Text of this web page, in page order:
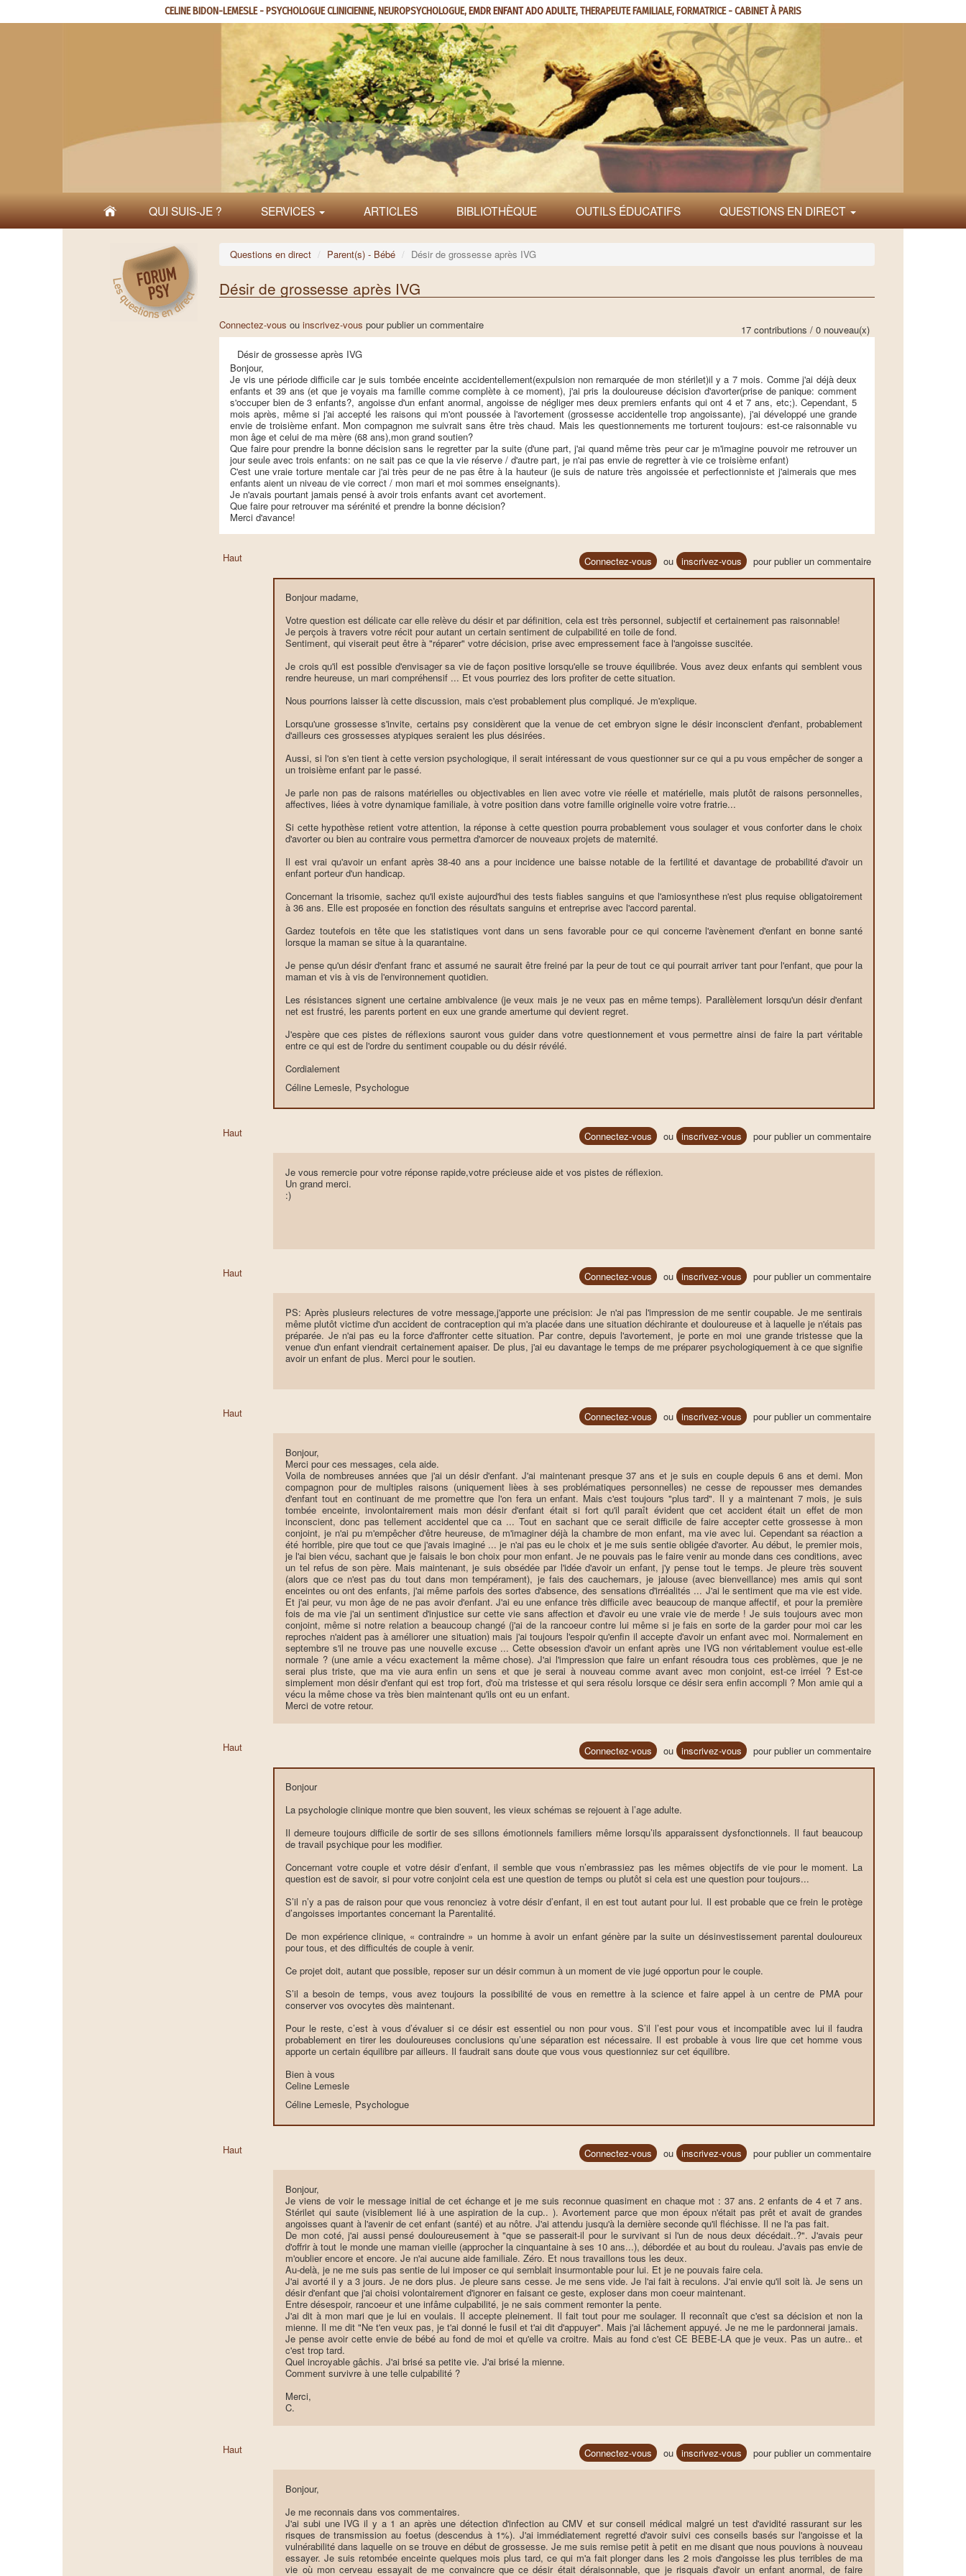
CELINE BIDON-LEMESLE - PSYCHOLOGUE CLINICIENNE, NEUROPSYCHOLOGUE,EMDR ENFANT ADO ADULTE, THERAPEUTE FAMILIALE, FORMATRICE - CABINET À PARIS
QUI SUIS-JE ? SERVICES ARTICLES BIBLIOTHÈQUE OUTILS ÉDUCATIFS QUESTIONS EN DIRECT
Questions en direct Parent(s) - Bébé Désir de grossesse après IVG
Désir de grossesse après IVG
17 contributions / 0 nouveau(x)
Connectez-vous ouinscrivez-vous pour publier un commentaire
Désir de grossesse après IVG
Bonjour,
Je vis une période difficile car je suis tombée enceinte accidentellement(expulsion non remarquée de mon stérilet)il y a 7 mois. Comme j'ai déjà deux
enfants et 39 ans (et que je voyais ma famille comme complète à ce moment), j'ai pris la douloureuse décision d'avorter(prise de panique: comment
s'occuper bien de 3 enfants?, angoisse d'un enfant anormal, angoisse de négliger mes deux premiers enfants qui ont 4 et 7 ans, etc;). Cependant, 5
mois après, même si j'ai accepté les raisons qui m'ont poussée à l'avortement (grossesse accidentelle trop angoissante), j'ai développé une grande
envie de troisième enfant. Mon compagnon me suivrait sans être très chaud. Mais les questionnements me torturent toujours: est-ce raisonnable vu
mon âge et celui de ma mère (68 ans),mon grand soutien?
Que faire pour prendre la bonne décision sans le regretter par la suite (d'une part, j'ai quand même très peur car je m'imagine pouvoir me retrouver un
jour seule avec trois enfants: on ne sait pas ce que la vie réserve / d'autre part, je n'ai pas envie de regretter à vie ce troisième enfant)
C'est une vraie torture mentale car j'ai très peur de ne pas être à la hauteur (je suis de nature très angoissée et perfectionniste et j'aimerais que mes
enfants aient un niveau de vie correct / mon mari et moi sommes enseignants).
Je n'avais pourtant jamais pensé à avoir trois enfants avant cet avortement.
Que faire pour retrouver ma sérénité et prendre la bonne décision?
Merci d'avance!
Haut Connectez-vous ou inscrivez-vous pour publier un commentaire
Bonjour madame,
Votre question est délicate car elle relève du désir et par définition, cela est très personnel, subjectif et certainement pas raisonnable!
Je perçois à travers votre récit pour autant un certain sentiment de culpabilité en toile de fond.
Sentiment, qui viserait peut être à "réparer" votre décision, prise avec empressement face à l'angoisse suscitée.
Je crois qu'il est possible d'envisager sa vie de façon positive lorsqu'elle se trouve équilibrée. Vous avez deux enfants qui semblent vous
rendre heureuse, un mari compréhensif ... Et vous pourriez des lors profiter de cette situation.
Nous pourrions laisser là cette discussion, mais c'est probablement plus compliqué. Je m'explique.
Lorsqu'une grossesse s'invite, certains psy considèrent que la venue de cet embryon signe le désir inconscient d'enfant, probablement
d'ailleurs ces grossesses atypiques seraient les plus désirées.
Aussi, si l'on s'en tient à cette version psychologique, il serait intéressant de vous questionner sur ce qui a pu vous empêcher de songer a
un troisième enfant par le passé.
Je parle non pas de raisons matérielles ou objectivables en lien avec votre vie réelle et matérielle, mais plutôt de raisons personnelles,
affectives, liées à votre dynamique familiale, à votre position dans votre famille originelle voire votre fratrie...
Si cette hypothèse retient votre attention, la réponse à cette question pourra probablement vous soulager et vous conforter dans le choix
d'avorter ou bien au contraire vous permettra d'amorcer de nouveaux projets de maternité.
Il est vrai qu'avoir un enfant après 38-40 ans a pour incidence une baisse notable de la fertilité et davantage de probabilité d'avoir un
enfant porteur d'un handicap.
Concernant la trisomie, sachez qu'il existe aujourd'hui des tests fiables sanguins et que l'amiosynthese n'est plus requise obligatoirement
à 36 ans. Elle est proposée en fonction des résultats sanguins et entreprise avec l'accord parental.
Gardez toutefois en tête que les statistiques vont dans un sens favorable pour ce qui concerne l'avènement d'enfant en bonne santé
lorsque la maman se situe à la quarantaine.
Je pense qu'un désir d'enfant franc et assumé ne saurait être freiné par la peur de tout ce qui pourrait arriver tant pour l'enfant, que pour la
maman et vis à vis de l'environnement quotidien.
Les résistances signent une certaine ambivalence (je veux mais je ne veux pas en même temps). Parallèlement lorsqu'un désir d'enfant
net est frustré, les parents portent en eux une grande amertume qui devient regret.
J'espère que ces pistes de réflexions sauront vous guider dans votre questionnement et vous permettre ainsi de faire la part véritable
entre ce qui est de l'ordre du sentiment coupable ou du désir révélé.
Cordialement
Céline Lemesle, Psychologue
Haut Connectez-vous ou inscrivez-vous pour publier un commentaire
Je vous remercie pour votre réponse rapide,votre précieuse aide et vos pistes de réflexion.
Un grand merci.
:)
Haut Connectez-vous ou inscrivez-vous pour publier un commentaire
PS: Après plusieurs relectures de votre message,j'apporte une précision: Je n'ai pas l'impression de me sentir coupable. Je me sentirais
même plutôt victime d'un accident de contraception qui m'a placée dans une situation déchirante et douloureuse et à laquelle je n'étais pas
préparée. Je n'ai pas eu la force d'affronter cette situation. Par contre, depuis l'avortement, je porte en moi une grande tristesse que la
venue d'un enfant viendrait certainement apaiser. De plus, j'ai eu davantage le temps de me préparer psychologiquement à ce que signifie
avoir un enfant de plus. Merci pour le soutien.
Haut Connectez-vous ou inscrivez-vous pour publier un commentaire
Bonjour,
Merci pour ces messages, cela aide.
Voila de nombreuses années que j'ai un désir d'enfant. J'ai maintenant presque 37 ans et je suis en couple depuis 6 ans et demi. Mon
compagnon pour de multiples raisons (uniquement lièes à ses problématiques personnelles) ne cesse de repousser mes demandes
d'enfant tout en continuant de me promettre que l'on fera un enfant. Mais c'est toujours "plus tard". Il y a maintenant 7 mois, je suis
tombée enceinte, involontairement mais mon désir d'enfant était si fort qu'il paraît évident que cet accident était un effet de mon
inconscient, donc pas tellement accidentel que ca ... Tout en sachant que ce serait difficile de faire accepter cette grossesse à mon
conjoint, je n'ai pu m'empêcher d'être heureuse, de m'imaginer déjà la chambre de mon enfant, ma vie avec lui. Cependant sa réaction a
été horrible, pire que tout ce que j'avais imaginé ... je n'ai pas eu le choix et je me suis sentie obligée d'avorter. Au début, le premier mois,
je l'ai bien vécu, sachant que je faisais le bon choix pour mon enfant. Je ne pouvais pas le faire venir au monde dans ces conditions, avec
un tel refus de son père. Mais maintenant, je suis obsédée par l'idée d'avoir un enfant, j'y pense tout le temps. Je pleure très souvent
(alors que ce n'est pas du tout dans mon tempérament), je fais des cauchemars, je jalouse (avec bienveillance) mes amis qui sont
enceintes ou ont des enfants, j'ai même parfois des sortes d'absence, des sensations d'irréalités ... J'ai le sentiment que ma vie est vide.
Et j'ai peur, vu mon âge de ne pas avoir d'enfant. J'ai eu une enfance très difficile avec beaucoup de manque affectif, et pour la première
fois de ma vie j'ai un sentiment d'injustice sur cette vie sans affection et d'avoir eu une vraie vie de merde ! Je suis toujours avec mon
conjoint, même si notre relation a beaucoup changé (j'ai de la rancoeur contre lui même si je fais en sorte de la garder pour moi car les
reproches n'aident pas à améliorer une situation) mais j'ai toujours l'espoir qu'enfin il accepte d'avoir un enfant avec moi. Normalement en
septembre s'il ne trouve pas une nouvelle excuse ... Cette obsession d'avoir un enfant après une IVG non véritablement voulue est-elle
normale ? (une amie a vécu exactement la même chose). J'ai l'impression que faire un enfant résoudra tous ces problèmes, que je ne
serai plus triste, que ma vie aura enfin un sens et que je serai à nouveau comme avant avec mon conjoint, est-ce irréel ? Est-ce
simplement mon désir d'enfant qui est trop fort, d'où ma tristesse et qui sera résolu lorsque ce désir sera enfin accompli ? Mon amie qui a
vécu la même chose va très bien maintenant qu'ils ont eu un enfant.
Merci de votre retour.
Haut Connectez-vous ou inscrivez-vous pour publier un commentaire
Bonjour
La psychologie clinique montre que bien souvent, les vieux schémas se rejouent à l’age adulte.
Il demeure toujours difficile de sortir de ses sillons émotionnels familiers même lorsqu’ils apparaissent dysfonctionnels. Il faut beaucoup
de travail psychique pour les modifier.
Concernant votre couple et votre désir d’enfant, il semble que vous n’embrassiez pas les mêmes objectifs de vie pour le moment. La
question est de savoir, si pour votre conjoint cela est une question de temps ou plutôt si cela est une question pour toujours...
S’il n’y a pas de raison pour que vous renonciez à votre désir d’enfant, il en est tout autant pour lui. Il est probable que ce frein le protège
d’angoisses importantes concernant la Parentalité.
De mon expérience clinique, « contraindre » un homme à avoir un enfant génère par la suite un désinvestissement parental douloureux
pour tous, et des difficultés de couple à venir.
Ce projet doit, autant que possible, reposer sur un désir commun à un moment de vie jugé opportun pour le couple.
S’il a besoin de temps, vous avez toujours la possibilité de vous en remettre à la science et faire appel à un centre de PMA pour
conserver vos ovocytes dès maintenant.
Pour le reste, c’est à vous d’évaluer si ce désir est essentiel ou non pour vous. S’il l’est pour vous et incompatible avec lui il faudra
probablement en tirer les douloureuses conclusions qu’une séparation est nécessaire. Il est probable à vous lire que cet homme vous
apporte un certain équilibre par ailleurs. Il faudrait sans doute que vous vous questionniez sur cet équilibre.
Bien à vous
Celine Lemesle
Céline Lemesle, Psychologue
Haut Connectez-vous ou inscrivez-vous pour publier un commentaire
Bonjour,
Je viens de voir le message initial de cet échange et je me suis reconnue quasiment en chaque mot : 37 ans. 2 enfants de 4 et 7 ans.
Stérilet qui saute (visiblement lié à une aspiration de la cup.. ). Avortement parce que mon époux n'était pas prêt et avait de grandes
angoisses quant à l'avenir de cet enfant (santé) et au nôtre. J'ai attendu jusqu'à la dernière seconde qu'il fléchisse. Il ne l'a pas fait.
De mon coté, j'ai aussi pensé douloureusement à "que se passerait-il pour le survivant si l'un de nous deux décédait..?". J'avais peur
d'offrir à tout le monde une maman vieille (approcher la cinquantaine à ses 10 ans...), débordée et au bout du rouleau. J'avais pas envie de
m'oublier encore et encore. Je n'ai aucune aide familiale. Zéro. Et nous travaillons tous les deux.
Au-delà, je ne me suis pas sentie de lui imposer ce qui semblait insurmontable pour lui. Et je ne pouvais faire cela.
J'ai avorté il y a 3 jours. Je ne dors plus. Je pleure sans cesse. Je me sens vide. Je l'ai fait à reculons. J'ai envie qu'il soit là. Je sens un
désir d'enfant que j'ai choisi volontairement d'ignorer en faisant ce geste, exploser dans mon coeur maintenant.
Entre désespoir, rancoeur et une infâme culpabilité, je ne sais comment remonter la pente.
J'ai dit à mon mari que je lui en voulais. Il accepte pleinement. Il fait tout pour me soulager. Il reconnaît que c'est sa décision et non la
mienne. Il me dit "Ne t'en veux pas, je t'ai donné le fusil et t'ai dit d'appuyer". Mais j'ai lâchement appuyé. Je ne me le pardonnerai jamais.
Je pense avoir cette envie de bébé au fond de moi et qu'elle va croitre. Mais au fond c'est CE BEBE-LA que je veux. Pas un autre.. et
c'est trop tard.
Quel incroyable gâchis. J'ai brisé sa petite vie. J'ai brisé la mienne.
Comment survivre à une telle culpabilité ?
Merci,
C.
Haut Connectez-vous ou inscrivez-vous pour publier un commentaire
Bonjour,
Je me reconnais dans vos commentaires.
J'ai subi une IVG il y a 1 an après une détection d'infection au CMV et sur conseil médical malgré un test d'avidité rassurant sur les
risques de transmission au foetus (descendus à 1%). J'ai immédiatement regretté d'avoir suivi ces conseils basés sur l'angoisse et la
vulnérabilité dans laquelle on se trouve en début de grossesse. Je me suis remise petit à petit en me disant que nous pouvions à nouveau
essayer. Je suis retombée enceinte quelques mois plus tard, ce qui m'a fait plonger dans les 2 mois d'angoisse les plus terribles de ma
vie où mon cerveau essayait de me convaincre que ce désir était déraisonnable, que je risquais d'avoir un enfant anormal, de faire